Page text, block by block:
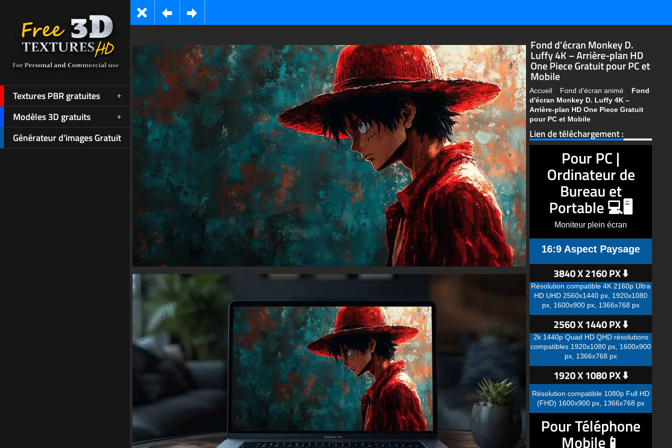
Textures PBR gratuites
Modèles 3D gratuits
Générateur d'images Gratuit
Fond d'écran Monkey D.
Luffy 4K – Arrière-plan HD
One Piece Gratuit pour PC et
Mobile
Accueil » Fond d'écran animé » Fond
d'écran Monkey D. Luffy 4K –
Arrière-plan HD One Piece Gratuit
pour PC et Mobile
Lien de téléchargement :
Pour PC |
Ordinateur de
Bureau et
Portable 💻🖥️
Moniteur plein écran
16:9 Aspect Paysage
3840 X 2160 PX ⬇️
Résolution compatible 4K 2160p Ultra
HD UHD 2560x1440 px, 1920x1080
px, 1600x900 px, 1366x768 px
2560 X 1440 PX ⬇️
2k 1440p Quad HD QHD résolutions
compatibles 1920x1080 px, 1600x900
px, 1366x768 px
1920 X 1080 PX ⬇️
Résolution compatible 1080p Full HD
(FHD) 1600x900 px, 1366x768 px
Pour Téléphone
Mobile📱